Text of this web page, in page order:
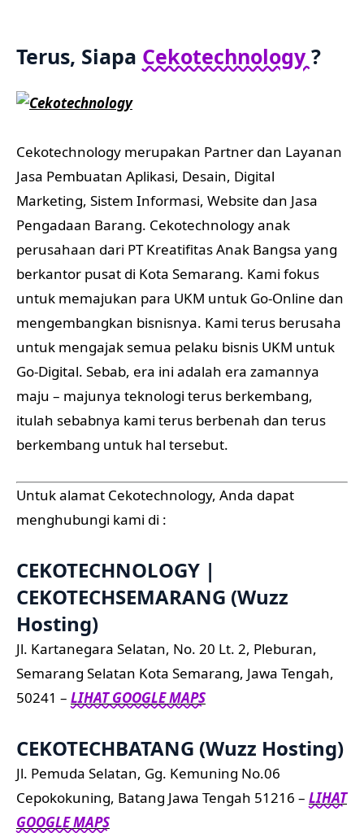
Terus, Siapa Cekotechnology ?
Cekotechnology merupakan Partner dan Layanan
Jasa Pembuatan Aplikasi, Desain, Digital
Marketing, Sistem Informasi, Website dan Jasa
Pengadaan Barang. Cekotechnology anak
perusahaan dari PT Kreatifitas Anak Bangsa yang
berkantor pusat di Kota Semarang. Kami fokus
untuk memajukan para UKM untuk Go-Online dan
mengembangkan bisnisnya. Kami terus berusaha
untuk mengajak semua pelaku bisnis UKM untuk
Go-Digital. Sebab, era ini adalah era zamannya
maju – majunya teknologi terus berkembang,
itulah sebabnya kami terus berbenah dan terus
berkembang untuk hal tersebut.
Untuk alamat Cekotechnology, Anda dapat
menghubungi kami di :
CEKOTECHNOLOGY |
CEKOTECHSEMARANG (Wuzz
Hosting)
Jl. Kartanegara Selatan, No. 20 Lt. 2, Pleburan,
Semarang Selatan Kota Semarang, Jawa Tengah,
50241 – LIHAT GOOGLE MAPS
CEKOTECHBATANG (Wuzz Hosting)
Jl. Pemuda Selatan, Gg. Kemuning No.06
Cepokokuning, Batang Jawa Tengah 51216 – LIHAT
GOOGLE MAPS